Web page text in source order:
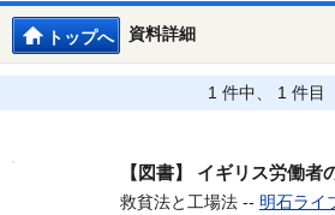
資料詳細
トップへ
1 件中、 1 件目
【図書】 イギリス労働者
救貧法と工場法 -- 明石ライ